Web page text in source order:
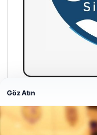
Hastaş Beton
Göz Atın